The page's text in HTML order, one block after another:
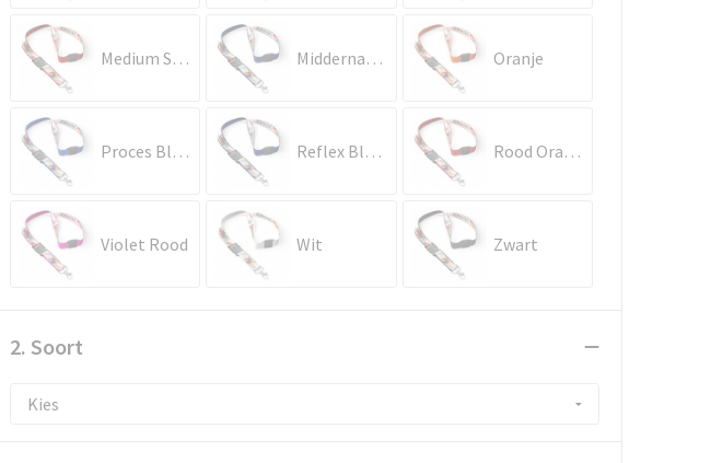
Medium Scharlakenrood Middernachtblauw Oranje
Proces Blauw Reflex Blauwe C Rood Oranje
Violet Rood Wit Zwart
2. Soort